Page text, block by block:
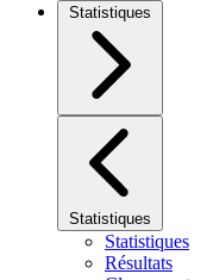
Statistiques
Statistiques
Statistiques
Résultats